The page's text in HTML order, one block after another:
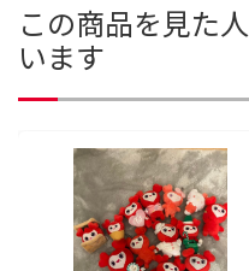
この商品を見た
います